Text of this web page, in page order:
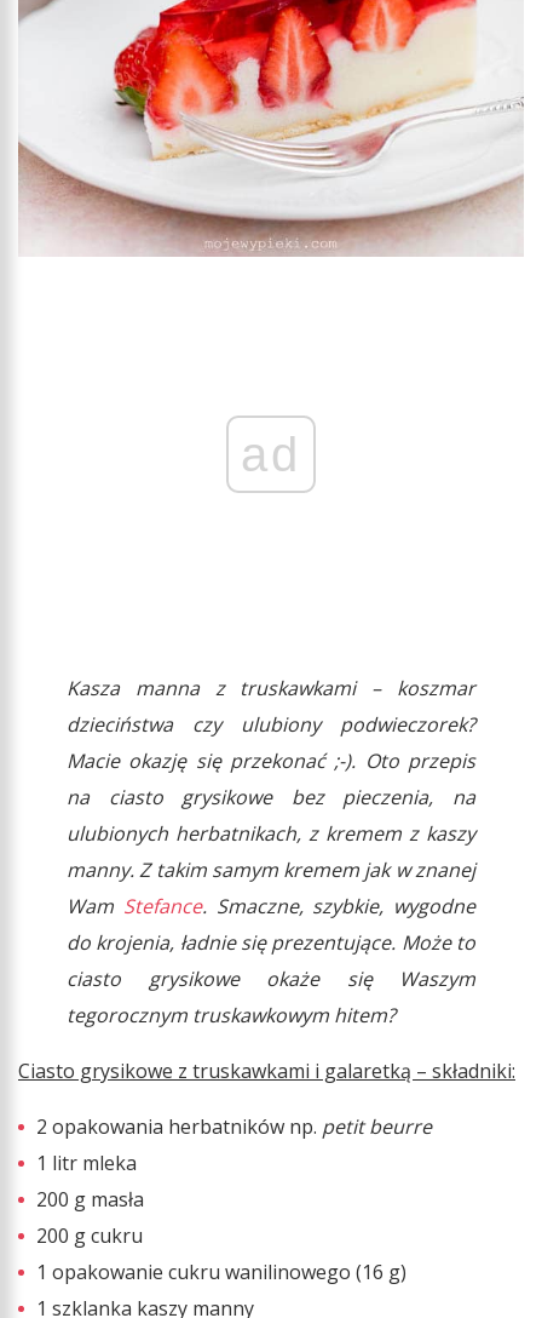
ad
Kasza manna z truskawkami – koszmar
dzieciństwa czy ulubiony podwieczorek?
Macie okazję się przekonać ;-). Oto przepis
na ciasto grysikowe bez pieczenia, na
ulubionych herbatnikach, z kremem z kaszy
manny. Z takim samym kremem jak w znanej
Wam Stefance. Smaczne, szybkie, wygodne
do krojenia, ładnie się prezentujące. Może to
ciasto grysikowe okaże się Waszym
tegorocznym truskawkowym hitem?
Ciasto grysikowe z truskawkami i galaretką – składniki:
2 opakowania herbatników np. petit beurre
1 litr mleka
200 g masła
200 g cukru
1 opakowanie cukru wanilinowego (16 g)
1 szklanka kaszy manny